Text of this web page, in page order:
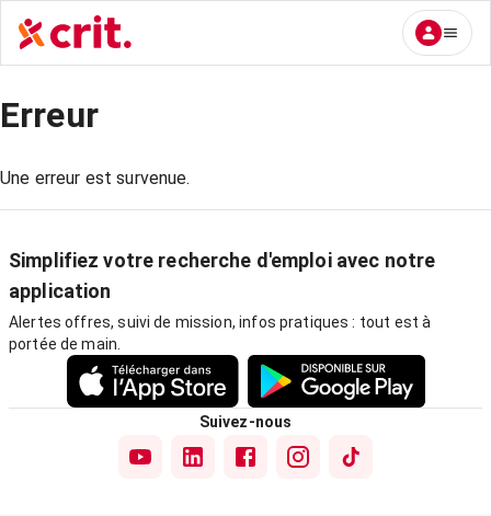
Erreur
Une erreur est survenue.
Simplifiez votre recherche d'emploi avec notre
application
Alertes offres, suivi de mission, infos pratiques : tout est à
portée de main.
Suivez-nous